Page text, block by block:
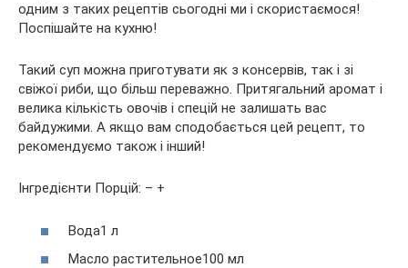
одним з таких рецептів сьогодні ми і скористаємося!
Поспішайте на кухню!
Такий суп можна приготувати як з консервів, так і зі
свіжої риби, що більш переважно. Притягальний аромат і
велика кількість овочів і спецій не залишать вас
байдужими. А якщо вам сподобається цей рецепт, то
рекомендуємо також і інший!
Інгредієнти Порцій: – +
Вода1 л
Масло растительное100 мл